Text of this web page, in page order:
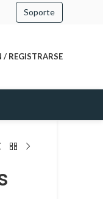
Soporte
/ REGISTRARSE